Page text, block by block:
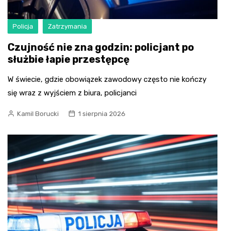
Policja Zatrzymania
Czujność nie zna godzin: policjant po
służbie łapie przestępcę
W świecie, gdzie obowiązek zawodowy często nie kończy
się wraz z wyjściem z biura, policjanci
Kamil Borucki 1 sierpnia 2026